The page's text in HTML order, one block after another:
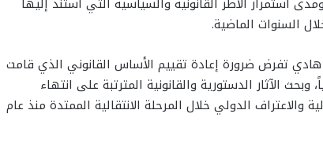
السنوات الماضية.
تفرض ضرورة إعادة تقييم الأساس القانوني الذي قامت
الآثار الدستورية والقانونية المترتبة على انتهاء
الدولي خلال المرحلة الانتقالية الممتدة منذ عام